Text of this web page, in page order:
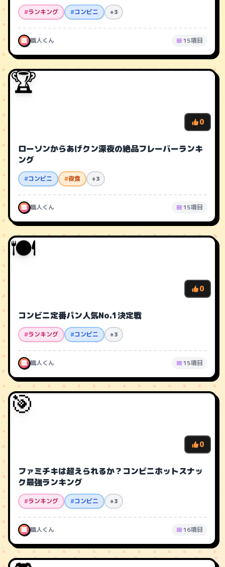
#ランキング #コンビニ +3
職 職人くん 15項目
🏆
0
ローソンからあげクン深夜の絶品フレーバーランキ
ング
#コンビニ #夜食 +3
職 職人くん 15項目
🍽️
0
コンビニ定番パン人気No.1決定戦
#ランキング #コンビニ +3
職 職人くん 15項目
🎯
0
ファミチキは超えられるか？コンビニホットスナッ
ク最強ランキング
#ランキング #コンビニ +3
職 職人くん 16項目